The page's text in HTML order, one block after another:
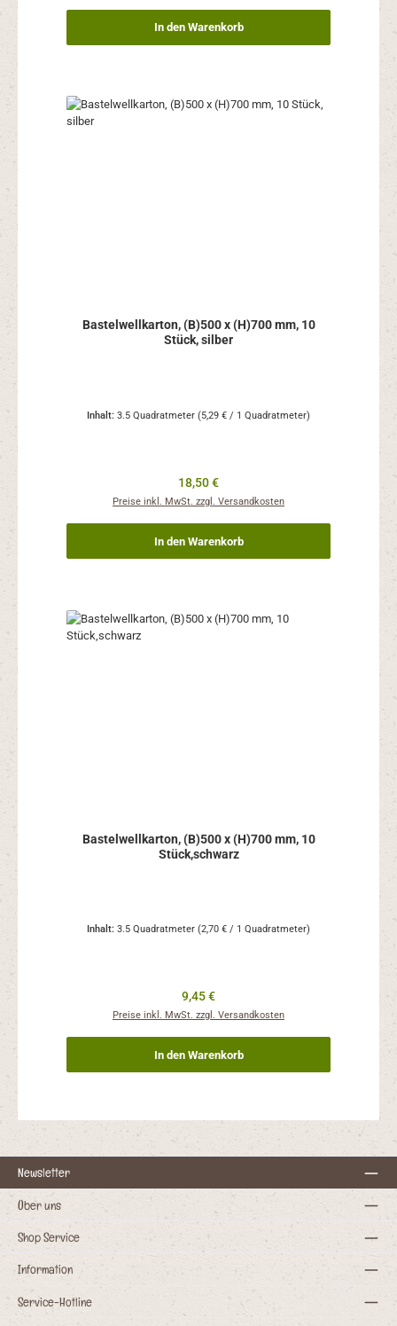
In den Warenkorb
Bastelwellkarton, (B)500 x (H)700 mm, 10
Stück, silber
Inhalt: 3.5 Quadratmeter (5,29 € / 1 Quadratmeter)
Regulärer Preis:
18,50 €
Preise inkl. MwSt. zzgl. Versandkosten
In den Warenkorb
Bastelwellkarton, (B)500 x (H)700 mm, 10
Stück,schwarz
Inhalt: 3.5 Quadratmeter (2,70 € / 1 Quadratmeter)
Regulärer Preis:
9,45 €
Preise inkl. MwSt. zzgl. Versandkosten
In den Warenkorb
Newsletter
Über uns
Shop Service
Information
Service-Hotline